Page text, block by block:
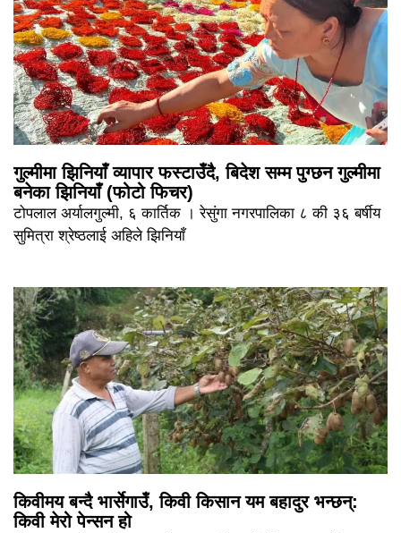
गुल्मीमा झिनियाँ व्यापार फस्टाउँदै, बिदेश सम्म पुग्छन गुल्मीमा
बनेका झिनियाँ (फोटो फिचर)
टोपलाल अर्यालगुल्मी, ६ कार्तिक । रेसुंगा नगरपालिका ८ की ३६ बर्षीय
सुमित्रा श्रेष्ठलाई अहिले झिनियाँ
किवीमय बन्दै भार्सेगाउँ, किवी किसान यम बहादुर भन्छन्:
किवी मेरो पेन्सन हो